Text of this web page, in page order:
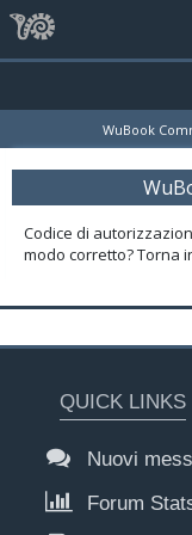
WuBook
Codice di
modo corretto? Torna
QUICK LINKS
Nuovi
Forum